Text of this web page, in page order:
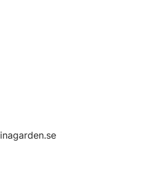
inagarden.se